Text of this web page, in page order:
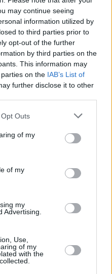
may continue seeing
information utilized by
to third parties prior to
opt-out of the further
by third parties on the
This information may
on the IAB’s List of
further disclose it to other
uses one or more Google
You may click to
and its third-party tags to
purposes in below Google
Outs
of my
of my
my
Advertising.
Use,
of my
with the